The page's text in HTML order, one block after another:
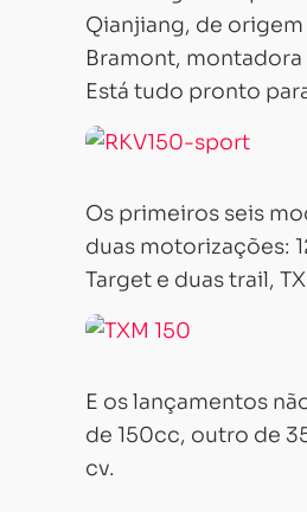
Qianjiang, de
Bramont, montadora
Está tudo pronto
Os primeiros seis
duas motorizações:
Target e duas trail,
E os lançamentos
de 150cc, outro de
cv.